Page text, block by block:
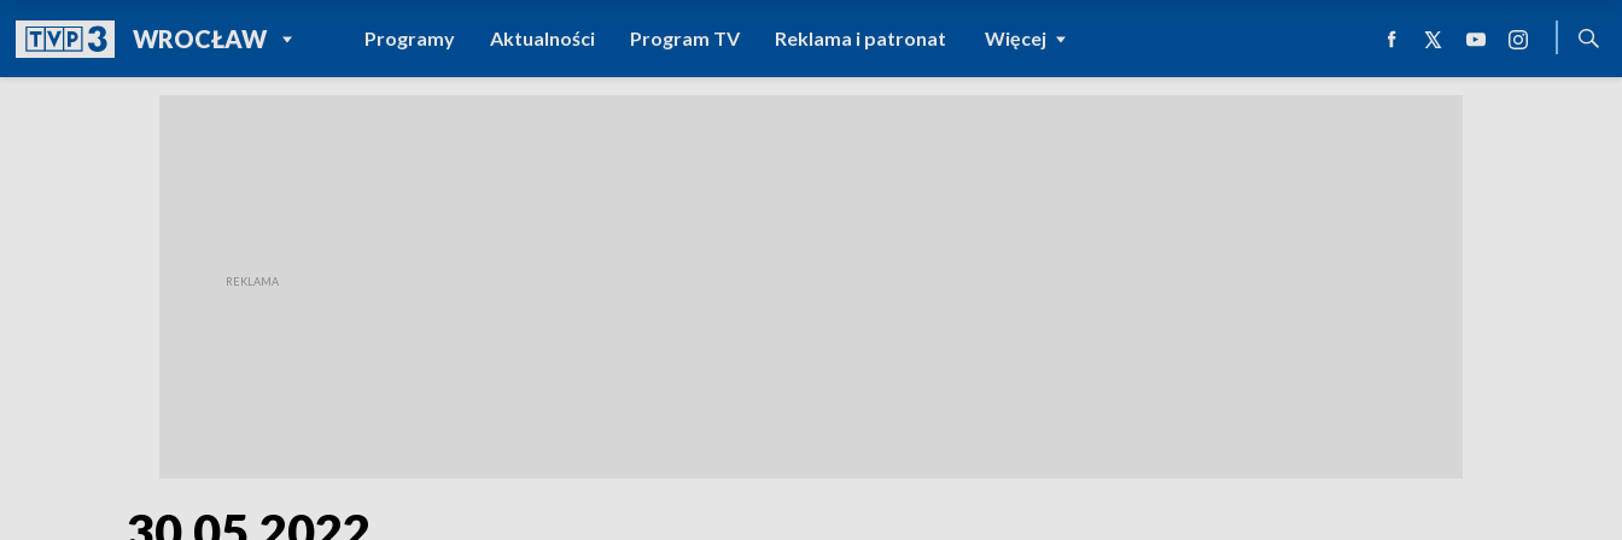
WROCŁAWPOWRÓT DO
TVP REGIONY
Programy Aktualności Program TV Reklama i patronat Więcej